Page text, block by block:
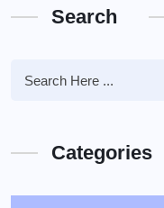
Search
Categories